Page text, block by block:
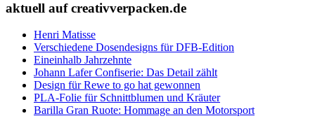
aktuell auf creativverpacken.de
Henri Matisse
Verschiedene Dosendesigns für DFB-Edition
Eineinhalb Jahrzehnte
Johann Lafer Confiserie: Das Detail zählt
Design für Rewe to go hat gewonnen
PLA-Folie für Schnittblumen und Kräuter
Barilla Gran Ruote: Hommage an den Motorsport